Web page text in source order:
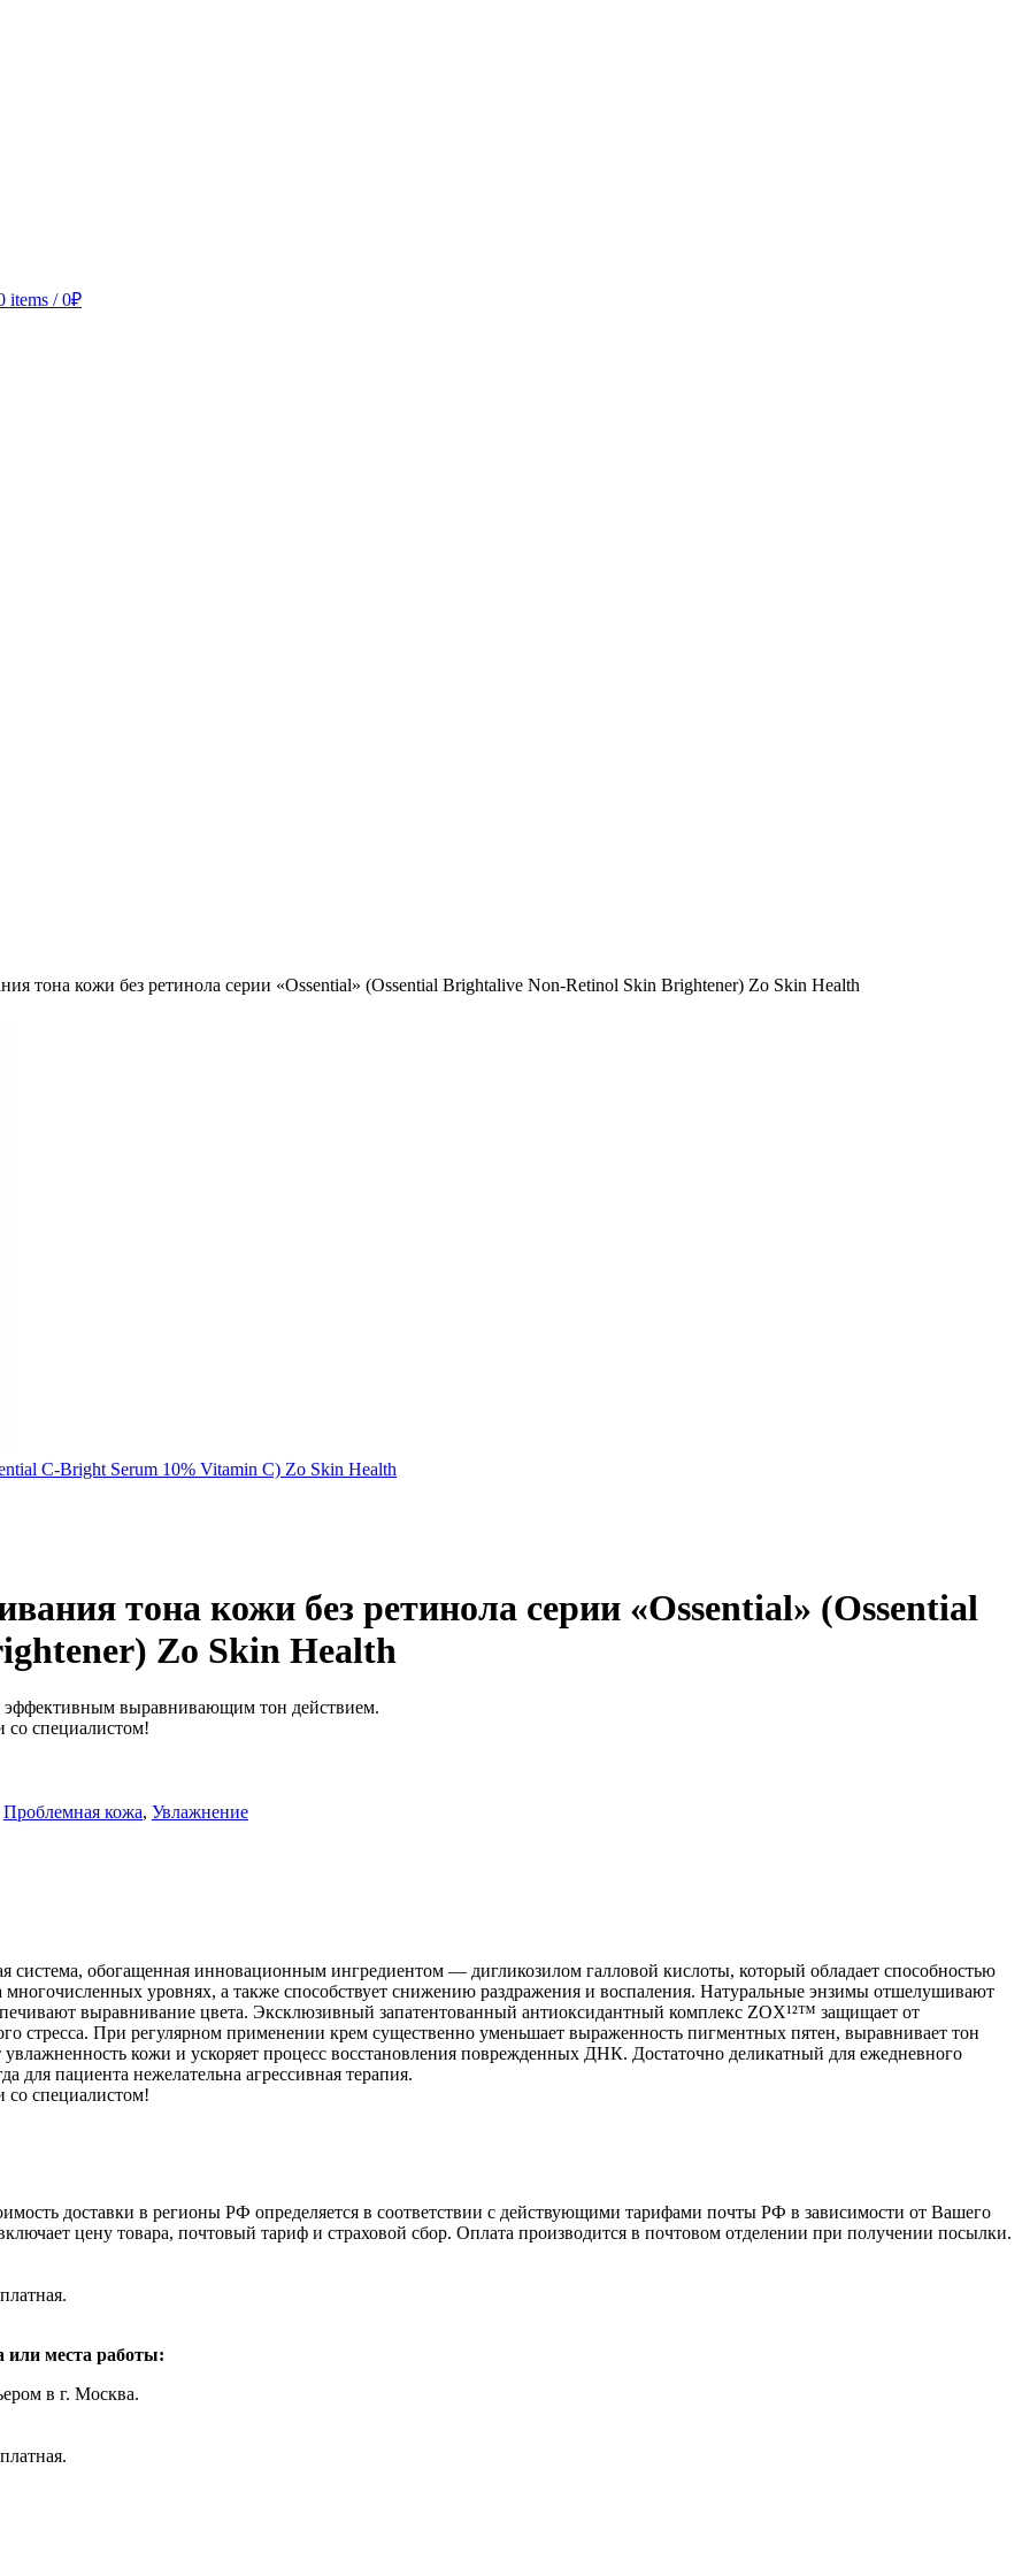
items / 0₽
тона кожи без ретинола серии «Ossential» (Ossential Brightalive Non-Retinol Skin Brightener) Zo Skin Health
C-Bright Serum 10% Vitamin C) Zo Skin Health
тона кожи без ретинола серии «Ossential» (Ossential
Zo Skin Health
эффективным выравнивающим тон действием.
со специалистом!
Проблемная кожа, Увлажнение
система, обогащенная инновационным ингредиентом — дигликозилом галловой кислоты, который обладает способностью
многочисленных уровнях, а также способствует снижению раздражения и воспаления. Натуральные энзимы отшелушивают
выравнивание цвета. Эксклюзивный запатентованный антиоксидантный комплекс ZOX¹²™ защищает от
стресса. При регулярном применении крем существенно уменьшает выраженность пигментных пятен, выравнивает тон
кожи и ускоряет процесс восстановления поврежденных ДНК. Достаточно деликатный для ежедневного
для пациента нежелательна агрессивная терапия.
со специалистом!
доставки в регионы РФ определяется в соответствии с действующими тарифами почты РФ в зависимости от Вашего
цену товара, почтовый тариф и страховой сбор. Оплата производится в почтовом отделении при получении посылки.
или места работы:
в г. Москва.